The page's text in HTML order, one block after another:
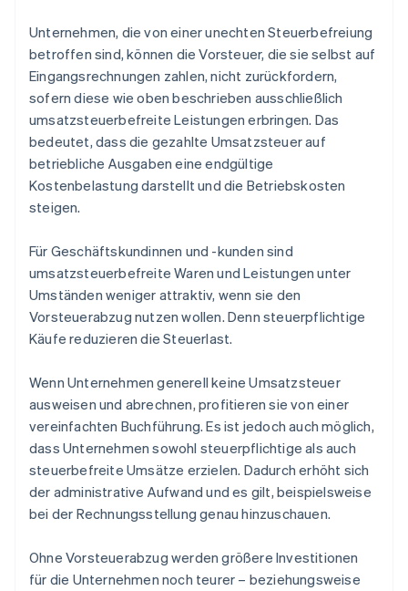
Unternehmen, die von einer unechten Steuerbefreiung
betroffen sind, können die Vorsteuer, die sie selbst auf
Eingangsrechnungen zahlen, nicht zurückfordern,
sofern diese wie oben beschrieben ausschließlich
umsatzsteuerbefreite Leistungen erbringen. Das
bedeutet, dass die gezahlte Umsatzsteuer auf
betriebliche Ausgaben eine endgültige
Kostenbelastung darstellt und die Betriebskosten
steigen.
Für Geschäftskundinnen und -kunden sind
umsatzsteuerbefreite Waren und Leistungen unter
Umständen weniger attraktiv, wenn sie den
Vorsteuerabzug nutzen wollen. Denn steuerpflichtige
Käufe reduzieren die Steuerlast.
Wenn Unternehmen generell keine Umsatzsteuer
ausweisen und abrechnen, profitieren sie von einer
vereinfachten Buchführung. Es ist jedoch auch möglich,
dass Unternehmen sowohl steuerpflichtige als auch
steuerbefreite Umsätze erzielen. Dadurch erhöht sich
der administrative Aufwand und es gilt, beispielsweise
bei der Rechnungsstellung genau hinzuschauen.
Ohne Vorsteuerabzug werden größere Investitionen
für die Unternehmen noch teurer – beziehungsweise